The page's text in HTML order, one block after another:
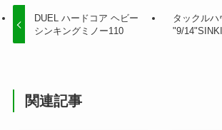
DUEL ハードコア ヘビー
シンキングミノー110
タックルハ
"9/
関連記事